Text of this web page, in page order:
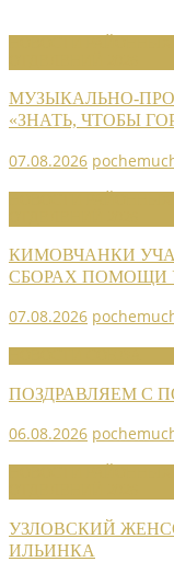
МУЗЫКАЛЬНО-
«ЗНАТЬ, ЧТОБЫ
07.08.2026
КИМОВЧАНКИ
СБОРАХ ПОМОЩИ
07.08.2026
ПОЗДРАВЛЯЕМ С
06.08.2026
УЗЛОВСКИЙ
ИЛЬИНКА